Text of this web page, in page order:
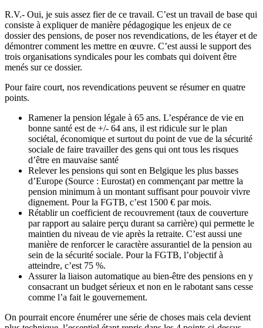
R.V.- Oui, je suis assez fier de ce travail. C’est un travail de base qui
consiste à expliquer de manière pédagogique les enjeux de ce
dossier des pensions, de poser nos revendications, de les étayer et de
démontrer comment les mettre en œuvre. C’est aussi le support des
trois organisations syndicales pour les combats qui doivent être
menés sur ce dossier.
Pour faire court, nos revendications peuvent se résumer en quatre
points.
Ramener la pension légale à 65 ans. L’espérance de vie en
bonne santé est de +/- 64 ans, il est ridicule sur le plan
sociétal, économique et surtout du point de vue de la sécurité
sociale de faire travailler des gens qui ont tous les risques
d’être en mauvaise santé
Relever les pensions qui sont en Belgique les plus basses
d’Europe (Source : Eurostat) en commençant par mettre la
pension minimum à un montant suffisant pour pouvoir vivre
dignement. Pour la FGTB, c’est 1500 € par mois.
Rétablir un coefficient de recouvrement (taux de couverture
par rapport au salaire perçu durant sa carrière) qui permette le
maintien du niveau de vie après la retraite. C’est aussi une
manière de renforcer le caractère assurantiel de la pension au
sein de la sécurité sociale. Pour la FGTB, l’objectif à
atteindre, c’est 75 %.
Assurer la liaison automatique au bien-être des pensions en y
consacrant un budget sérieux et non en le rabotant sans cesse
comme l’a fait le gouvernement.
On pourrait encore énumérer une série de choses mais cela devient